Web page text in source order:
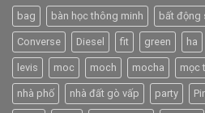
bag bàn học thông minh bất động
Converse Diesel fit green ha
levis moc moch mocha mọc
nhà phố nhà đất gò vấp party